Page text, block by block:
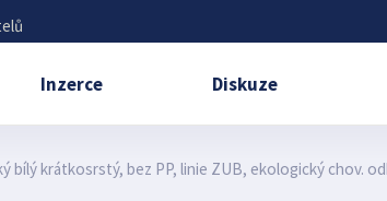
Inzerce Diskuze
bílý krátkosrstý, bez PP, linie ZUB, ekologický chov.